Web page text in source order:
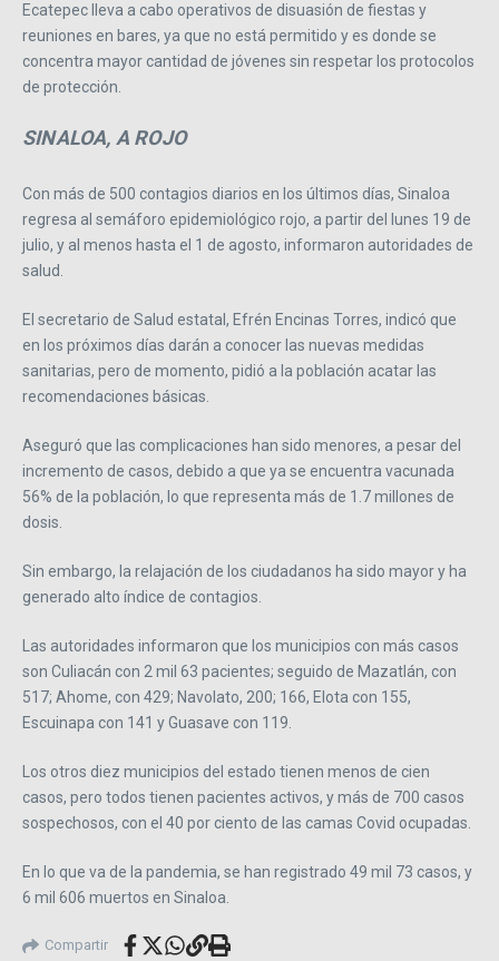
Ecatepec lleva a cabo operativos de disuasión de fiestas y
reuniones en bares, ya que no está permitido y es donde se
concentra mayor cantidad de jóvenes sin respetar los protocolos
de protección.
SINALOA, A ROJO
Con más de 500 contagios diarios en los últimos días, Sinaloa
regresa al semáforo epidemiológico rojo, a partir del lunes 19 de
julio, y al menos hasta el 1 de agosto, informaron autoridades de
salud.
El secretario de Salud estatal, Efrén Encinas Torres, indicó que
en los próximos días darán a conocer las nuevas medidas
sanitarias, pero de momento, pidió a la población acatar las
recomendaciones básicas.
Aseguró que las complicaciones han sido menores, a pesar del
incremento de casos, debido a que ya se encuentra vacunada
56% de la población, lo que representa más de 1.7 millones de
dosis.
Sin embargo, la relajación de los ciudadanos ha sido mayor y ha
generado alto índice de contagios.
Las autoridades informaron que los municipios con más casos
son Culiacán con 2 mil 63 pacientes; seguido de Mazatlán, con
517; Ahome, con 429; Navolato, 200; 166, Elota con 155,
Escuinapa con 141 y Guasave con 119.
Los otros diez municipios del estado tienen menos de cien
casos, pero todos tienen pacientes activos, y más de 700 casos
sospechosos, con el 40 por ciento de las camas Covid ocupadas.
En lo que va de la pandemia, se han registrado 49 mil 73 casos, y
6 mil 606 muertos en Sinaloa.
Compartir